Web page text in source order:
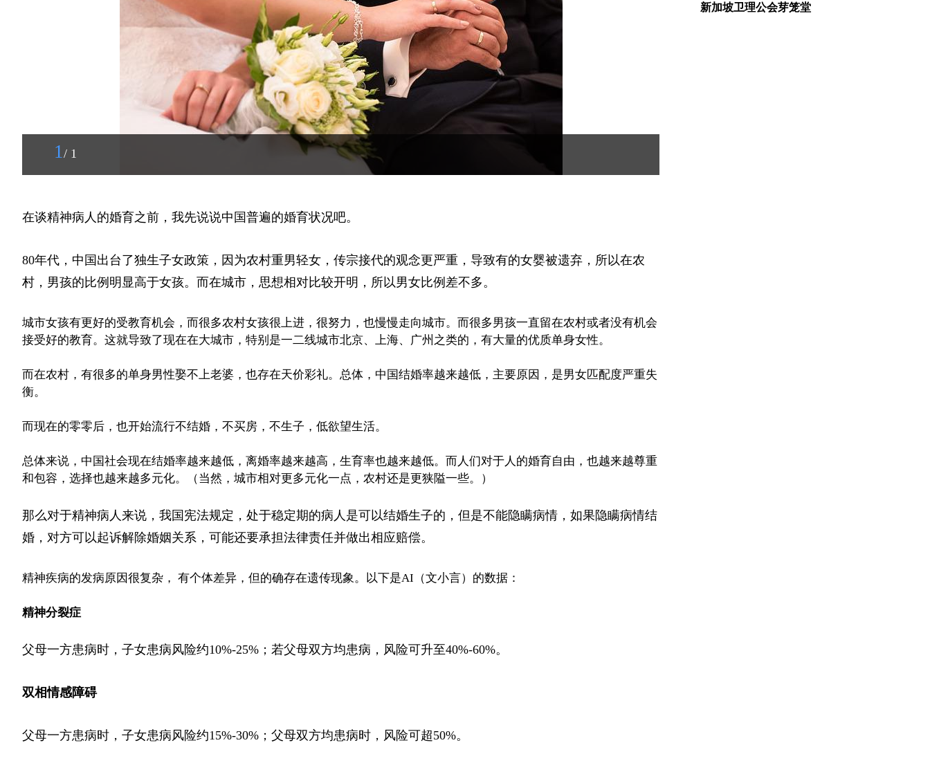
1 / 1
在谈精神病人的婚育之前，我先说说中国普遍的婚育状况吧。
80年代，中国出台了独生子女政策，因为农村重男轻女，传宗接代的观念更严重，导致有的女婴被遗弃，所以在农
村，男孩的比例明显高于女孩。而在城市，思想相对比较开明，所以男女比例差不多。
城市女孩有更好的受教育机会，而很多农村女孩很上进，很努力，也慢慢走向城市。而很多男孩一直留在农村或者没有机会
接受好的教育。这就导致了现在在大城市，特别是一二线城市北京、上海、广州之类的，有大量的优质单身女性。
而在农村，有很多的单身男性娶不上老婆，也存在天价彩礼。总体，中国结婚率越来越低，主要原因，是男女匹配度严重失
衡。
而现在的零零后，也开始流行不结婚，不买房，不生子，低欲望生活。
总体来说，中国社会现在结婚率越来越低，离婚率越来越高，生育率也越来越低。而人们对于人的婚育自由，也越来越尊重
和包容，选择也越来越多元化。（当然，城市相对更多元化一点，农村还是更狭隘一些。）
那么对于精神病人来说，我国宪法规定，处于稳定期的病人是可以结婚生子的，但是不能隐瞒病情，如果隐瞒病情结
婚，对方可以起诉解除婚姻关系，可能还要承担法律责任并做出相应赔偿。
精神疾病的发病原因很复杂， 有个体差异，但的确存在遗传现象。以下是AI（文小言）的数据：
精神分裂症
父母一方患病时，子女患病风险约10%-25%；若父母双方均患病，风险可升至40%-60%。
双相情感障碍
父母一方患病时，子女患病风险约15%-30%；父母双方均患病时，风险可超50%。
新加坡卫理公会芽笼堂